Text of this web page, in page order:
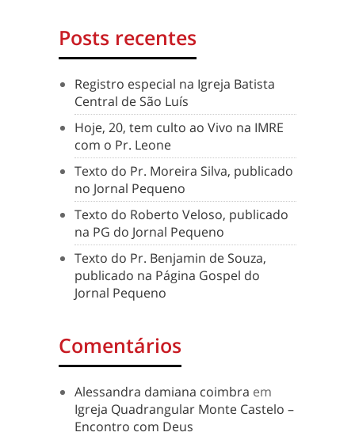
Posts recentes
Registro especial na Igreja Batista
Central de São Luís
Hoje, 20, tem culto ao Vivo na IMRE
com o Pr. Leone
Texto do Pr. Moreira Silva, publicado
no Jornal Pequeno
Texto do Roberto Veloso, publicado
na PG do Jornal Pequeno
Texto do Pr. Benjamin de Souza,
publicado na Página Gospel do
Jornal Pequeno
Comentários
Alessandra damiana coimbra em
Igreja Quadrangular Monte Castelo –
Encontro com Deus